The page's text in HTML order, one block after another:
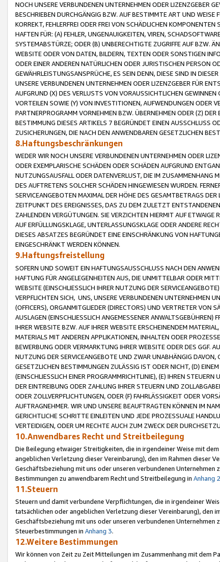
NOCH UNSERE VERBUNDENEN UNTERNEHMEN ODER LIZENZGEBER
BESCHRIEBEN DURCHGÄNGIG BZW. AUF BESTIMMTE ART UND
KORREKT, FEHLERFREI ODER FREI VON SCHÄDLICHEN
HAFTEN FÜR: (A) FEHLER, UNGENAUIGKEITEN, VIREN,
SYSTEMABSTÜRZE; ODER (B) UNBERECHTIGTE ZUGRIFFE AUF BZW.
WEBSITE ODER VON DATEN, BILDERN, TEXTEN ODER SONSTIGEN
ODER EINER ANDEREN NATÜRLICHEN ODER JURISTISCHEN PERSON
GEWÄHRLEISTUNGSANSPRÜCHE, ES SEIN DENN, DIESE SIND IN
UNSERE VERBUNDENEN UNTERNEHMEN ODER LIZENZGEBER FÜR
AUFGRUND (X) DES VERLUSTS VON VORAUSSICHTLICHEN
VORTEILEN SOWIE (Y) VON INVESTITIONEN, AUFWENDUNGEN ODER
PARTNERPROGRAMM VORNEHMEN BZW. ÜBERNEHMEN ODER (Z)
BESTIMMUNG DIESES ARTIKELS 7 BEGRÜNDET EINEN AUSSCHLUSS
ZUSICHERUNGEN, DIE NACH DEN ANWENDBAREN GESETZLICHEN
8.Haftungsbeschränkungen
WEDER WIR NOCH UNSERE VERBUNDENEN UNTERNEHMEN ODER
ODER EXEMPLARISCHE SCHÄDEN ODER SCHÄDEN AUFGRUND
NUTZUNGSAUSFALL ODER DATENVERLUST, DIE IM ZUSAMMENHANG
DES AUFTRETENS SOLCHER SCHÄDEN HINGEWIESEN WURDEN.
SERVICEANGEBOTEN MAXIMAL DER HÖHE DES GESAMTBETRAGS
ZEITPUNKT DES EREIGNISSES, DAS ZU DEM ZULETZT
ZAHLENDEN VERGÜTUNGEN. SIE VERZICHTEN HIERMIT AUF
AUF ERFÜLLUNGSKLAGE, UNTERLASSUNGSKLAGE ODER ANDERE
DIESES ABSATZES BEGRÜNDET EINE EINSCHRÄNKUNG VON
EINGESCHRÄNKT WERDEN KÖNNEN.
9.Haftungsfreistellung
SOFERN UND SOWEIT EIN HAFTUNGSAUSSCHLUSS NACH DEN
HAFTUNG FÜR ANGELEGENHEITEN AUS, DIE UNMITTELBAR ODER
WEBSITE (EINSCHLIESSLICH IHRER NUTZUNG DER
VERPFLICHTEN SICH, UNS, UNSERE VERBUNDENEN UNTERNEHMEN
(OFFICERS), ORGANMITGLIEDER (DIRECTORS) UND VERTRETER VON
AUSLAGEN (EINSCHLIESSLICH ANGEMESSENER
IHRER WEBSITE BZW. AUF IHRER WEBSITE ERSCHEINENDEM
MATERIALS MIT ANDEREN APPLIKATIONEN, INHALTEN ODER
BEWERBUNG ODER VERMARKTUNG IHRER WEBSITE ODER DES GGF.
NUTZUNG DER SERVICEANGEBOTE UND ZWAR UNABHÄNGIG
GESETZLICHEN BESTIMMUNGEN ZULÄSSIG IST ODER NICHT, (D)
(EINSCHLIESSLICH EINER PROGRAMMRICHTLINIE), (E) IHREN
DER EINTREIBUNG ODER ZAHLUNG IHRER STEUERN UND
ODER ZOLLVERPFLICHTUNGEN, ODER (F) FAHRLÄSSIGKEIT ODER
AUFTRAGNEHMER. WIR UND UNSERE BEAUFTRAGTEN KÖNNEN IM
GERICHTLICHE SCHRITTE EINLEITEN UND JEDE PROZESSUALE
VERTEIDIGEN, ODER UM RECHTE AUCH ZUM ZWECK DER
10.Anwendbares Recht und Streitbeilegung
Die Beilegung etwaiger Streitigkeiten, die in irgendeiner Weise mit
angeblichen Verletzung dieser Vereinbarung), den im Rahmen dieser
Geschäftsbeziehung mit uns oder unseren verbundenen
Bestimmungen zu anwendbarem Recht und Streitbeilegung in Anhang 2
11.Steuern
Steuern und damit verbundene Verpflichtungen, die in irgendeiner
tatsächlichen oder angeblichen Verletzung dieser Vereinbarung), den
Geschäftsbeziehung mit uns oder unseren verbundenen
Steuerbestimmungen in Anhang 3.
12.Weitere Bestimmungen
Wir können von Zeit zu Zeit Mitteilungen im Zusammenhang mit dem